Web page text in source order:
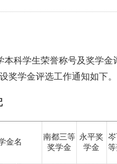
本科学生荣誉称号及奖学金
奖学金评选工作通知如下。
金名
南都三等
奖学金
永平奖
学金